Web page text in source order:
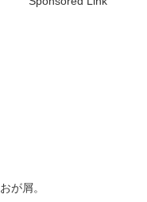
が屑。